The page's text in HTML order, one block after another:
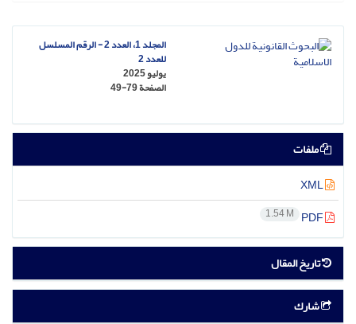
المجلد 1، العدد 2 - الرقم المسلسل
للعدد 2
يوليو 2025
الصفحة49-79
ملفات
1.54 M
تاریخ المقال
شارك